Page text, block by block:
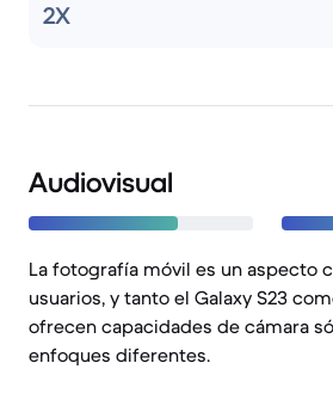
2X
Audiovisual
La fotografía móvil es un aspecto
usuarios, y tanto el Galaxy S23
ofrecen capacidades de cámara
enfoques diferentes.